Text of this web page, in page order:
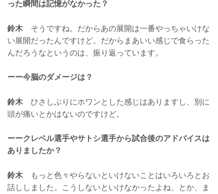
った瞬間は記憶がなかった？
鈴木 そうですね。だからあの展開は一番やっちゃいけな
い展開だったんですけど。だからまあいい感じで食らった
んだろうなというのは、振り返っています。
ーー今脳のダメージは？
鈴木 ひさしぶりにホワンとした感じはありますし、別に
頭が痛いとかはないのですけど。
ーークレベル選手やサトシ選手から試合後のアドバイスは
ありましたか？
鈴木 もっと色々やらないといけないことはいろいろとお
話ししました。こうしないといけなかったよね、とか、ま